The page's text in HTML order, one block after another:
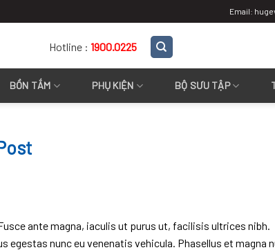
Email:
Hotline : 1900.0225
BỒN TẮM PHỤ KIỆN BỘ SƯU TẬP
ante magna, iaculis ut purus ut, facilisis ultrices nibh.
nunc eu venenatis vehicula. Phasellus et magna